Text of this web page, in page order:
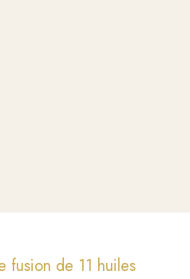
fusion de 11 huiles